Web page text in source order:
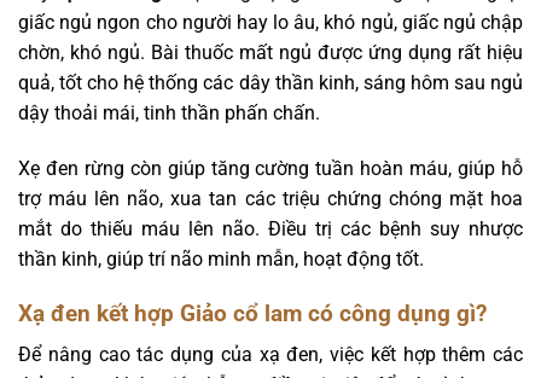
giấc ngủ ngon cho người hay lo âu, khó ngủ, giấc ngủ chập
chờn, khó ngủ. Bài thuốc mất ngủ được ứng dụng rất hiệu
quả, tốt cho hệ thống các dây thần kinh, sáng hôm sau ngủ
dậy thoải mái, tinh thần phấn chấn.
Xẹ đen rừng còn giúp tăng cường tuần hoàn máu, giúp hỗ
trợ máu lên não, xua tan các triệu chứng chóng mặt hoa
mắt do thiếu máu lên não. Điều trị các bệnh suy nhược
thần kinh, giúp trí não minh mẫn, hoạt động tốt.
Xạ đen kết hợp Giảo cổ lam có công dụng gì?
Để nâng cao tác dụng của xạ đen, việc kết hợp thêm các